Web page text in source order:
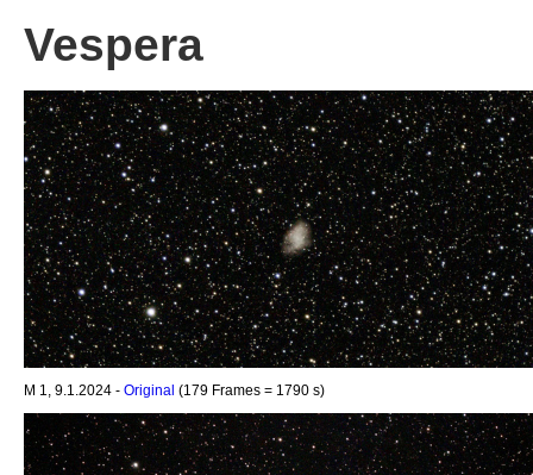
Vespera
M 1, 9.1.2024 - Original (179 Frames = 1790 s)